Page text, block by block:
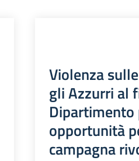
Violenza
gli Azzurri al
Dipartimento
opportunità
campagna